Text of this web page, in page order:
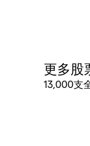
13,000支